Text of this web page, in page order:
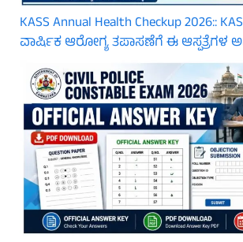
KASS Annual Health Checkup
ವಾರ್ಷಿಕ ಆರೋಗ್ಯ ತಪಾಸಣೆಗೆ ಈ